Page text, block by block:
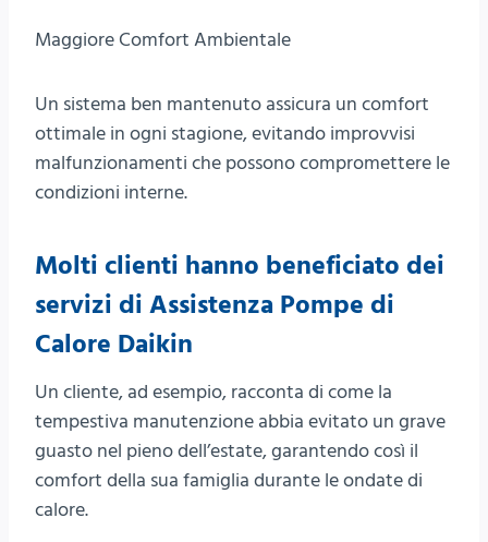
Maggiore Comfort Ambientale
Un sistema ben mantenuto assicura un comfort
ottimale in ogni stagione, evitando improvvisi
malfunzionamenti che possono compromettere le
condizioni interne.
Molti clienti hanno beneficiato dei
servizi di Assistenza Pompe di
Calore Daikin
Un cliente, ad esempio, racconta di come la
tempestiva manutenzione abbia evitato un grave
guasto nel pieno dell’estate, garantendo così il
comfort della sua famiglia durante le ondate di
calore.